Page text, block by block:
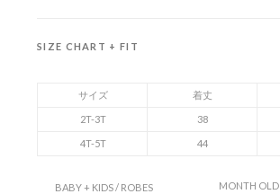
SIZE CHART + FIT
サイズ 着丈
2T-3T 38
4T-5T 44
BABY + KIDS / ROBES MONTH OLD